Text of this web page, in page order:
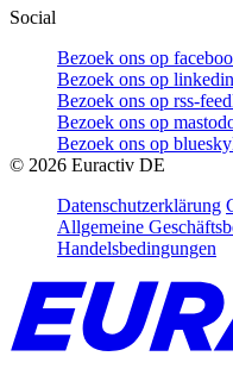
Social
Bezoek ons op
Bezoek ons op linkedin
Bezoek ons op rss-feed
Bezoek ons op
Bezoek ons op bluesky
© 2026 Euractiv DE
Datenschutzerklärung
Allgemeine
Handelsbedingungen